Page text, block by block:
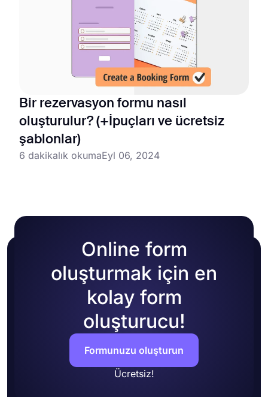
Bir rezervasyon formu nasıl
oluşturulur? (+İpuçları ve ücretsiz
şablonlar)
6 dakikalık okumaEyl 06, 2024
Online form
oluşturmak için en
kolay form
oluşturucu!
Formunuzu oluşturun
Ücretsiz!